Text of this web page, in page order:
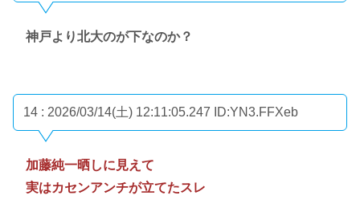
神戸より北大のが下なのか？
14 : 2026/03/14(土) 12:11:05.247 ID:YN3.FFXeb
加藤純一晒しに見えて
実はカセンアンチが立てたスレ